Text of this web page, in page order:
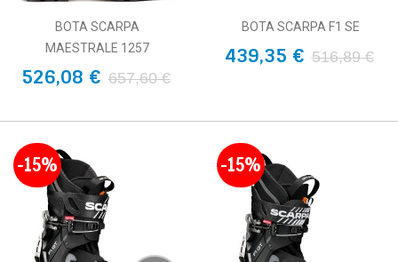
BOTA SCARPA
MAESTRALE 1257
526,08 € 657,60 €
BOTA SCARPA F1 SE
439,35 € 516,89 €
-15% -15%